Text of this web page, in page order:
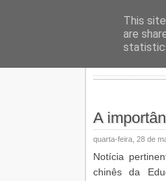
A
quarta-feira, 28 de
Notícia
chinês da
This
are